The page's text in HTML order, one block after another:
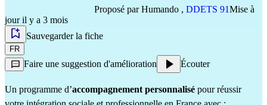
Proposé par Humando , DDETS 91Mise à
jour il y a 3 mois
Sauvegarder la fiche
FR
Faire une suggestion d'amélioration Écouter
Un programme d’accompagnement personnalisé pour réussir